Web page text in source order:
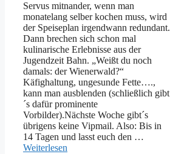
Servus mitnander, wenn man
monatelang selber kochen muss, wird
der Speiseplan irgendwann redundant.
Dann brechen sich schon mal
kulinarische Erlebnisse aus der
Jugendzeit Bahn. „Weißt du noch
damals: der Wienerwald?“
Käfighaltung, ungesunde Fette….,
kann man ausblenden (schließlich gibt
´s dafür prominente
Vorbilder).Nächste Woche gibt´s
übrigens keine Vipmail. Also: Bis in
14 Tagen und lasst euch den …
Weiterlesen